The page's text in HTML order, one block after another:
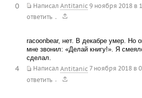
Написал Antitanic 9 ноября 2018 в
ответить .
0
racoonbear, нет. В декабре умер. Но
мне звонил: «Делай книгу!». Я
сделал.
Написал Antitanic 7 ноября 2018 в
ответить .
4